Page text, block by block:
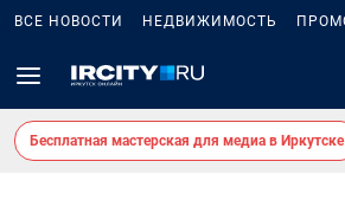
ВСЕ НОВОСТИ НЕДВИЖИМОСТЬ
Бесплатная мастерская для медиа в Иркутске